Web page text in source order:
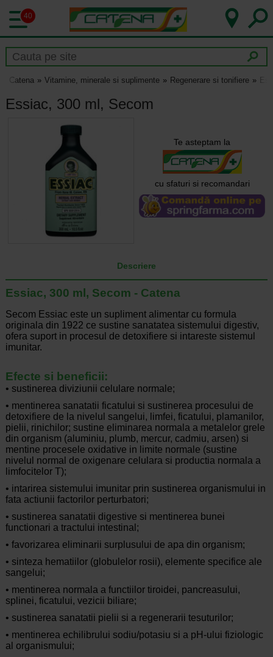
40
Catena Vitamine, minerale si suplimente Regenerare si tonifiere
Essiac, 300 ml, Secom
Te asteptam la
cu sfaturi si recomandari
Descriere
Essiac, 300 ml, Secom - Catena
Secom Essiac este un supliment alimentar cu formula
originala din 1922 ce sustine sanatatea sistemului digestiv,
ofera suport in procesul de detoxifiere si intareste sistemul
imunitar.
Efecte si beneficii:
• sustinerea diviziunii celulare normale;
• mentinerea sanatatii ficatului si sustinerea procesului de
detoxifiere de la nivelul sangelui, limfei, ficatului, plamanilor,
pielii, rinichilor; sustine eliminarea normala a metalelor grele
din organism (aluminiu, plumb, mercur, cadmiu, arsen) si
mentine procesele oxidative in limite normale (sustine
nivelul normal de oxigenare celulara si productia normala a
limfocitelor T);
• intarirea sistemului imunitar prin sustinerea organismului in
fata actiunii factorilor perturbatori;
• sustinerea sanatatii digestive si mentinerea bunei
functionari a tractului intestinal;
• favorizarea eliminarii surplusului de apa din organism;
• sinteza hematiilor (globulelor rosii), elemente specifice ale
sangelui;
• mentinerea normala a functiilor tiroidei, pancreasului,
splinei, ficatului, vezicii biliare;
• sustinerea sanatatii pielii si a regenerarii tesuturilor;
• mentinerea echilibrului sodiu/potasiu si a pH-ului fiziologic
al organismului;